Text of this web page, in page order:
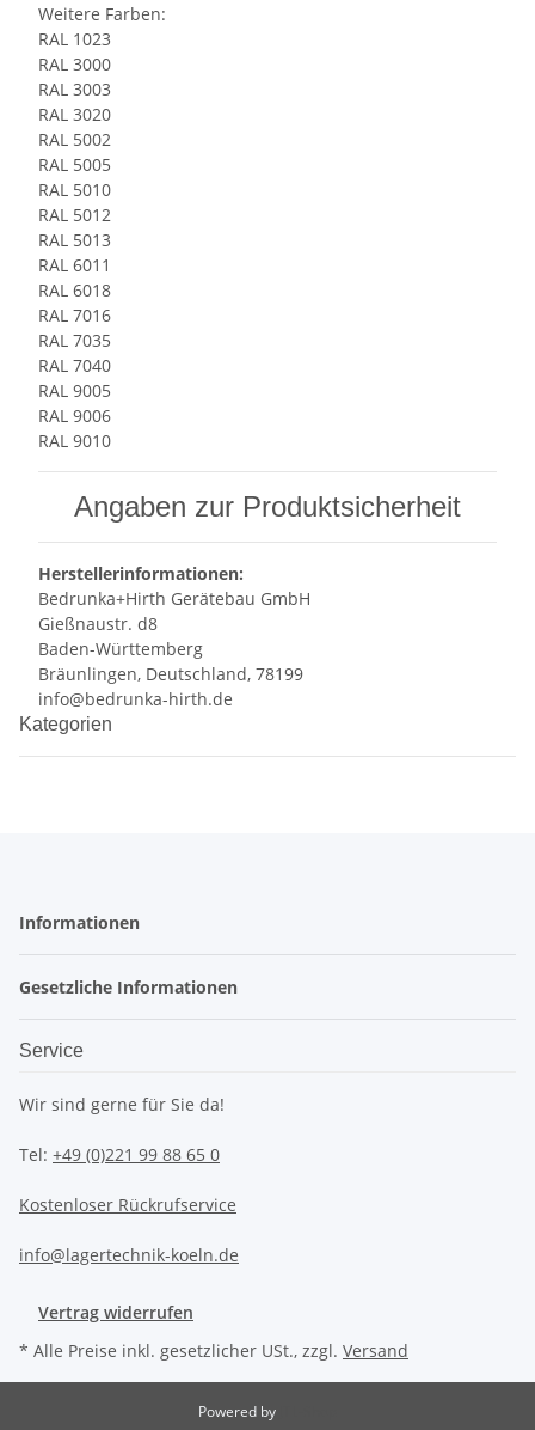
Weitere Farben:
RAL 1023
RAL 3000
RAL 3003
RAL 3020
RAL 5002
RAL 5005
RAL 5010
RAL 5012
RAL 5013
RAL 6011
RAL 6018
RAL 7016
RAL 7035
RAL 7040
RAL 9005
RAL 9006
RAL 9010
Angaben zur Produktsicherheit
Herstellerinformationen:
Bedrunka+Hirth Gerätebau GmbH
Gießnaustr. d8
Baden-Württemberg
Bräunlingen, Deutschland, 78199
info@bedrunka-hirth.de
Kategorien
Informationen
Gesetzliche Informationen
Service
Wir sind gerne für Sie da!
Tel: +49 (0)221 99 88 65 0
Kostenloser Rückrufservice
info@lagertechnik-koeln.de
Vertrag widerrufen
* Alle Preise inkl. gesetzlicher USt., zzgl. Versand
Powered by